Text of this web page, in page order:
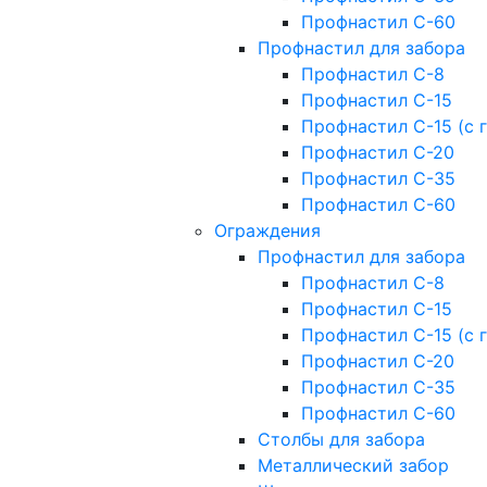
Профнастил С-60
Профнастил для забора
Профнастил С-8
Профнастил С-15
Профнастил С-15 (с
Профнастил С-20
Профнастил С-35
Профнастил С-60
Ограждения
Профнастил для забора
Профнастил С-8
Профнастил С-15
Профнастил С-15 (с
Профнастил С-20
Профнастил С-35
Профнастил С-60
Столбы для забора
Металлический забор